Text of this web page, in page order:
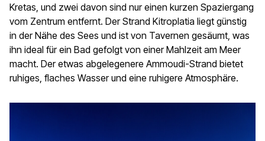
Kretas, und zwei davon sind nur einen kurzen Spaziergang
vom Zentrum entfernt. Der Strand Kitroplatia liegt günstig
in der Nähe des Sees und ist von Tavernen gesäumt, was
ihn ideal für ein Bad gefolgt von einer Mahlzeit am Meer
macht. Der etwas abgelegenere Ammoudi-Strand bietet
ruhiges, flaches Wasser und eine ruhigere Atmosphäre.